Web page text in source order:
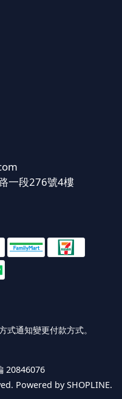
一段276號4樓
式通知變更付款方式。
20846076
Powered by SHOPLINE.